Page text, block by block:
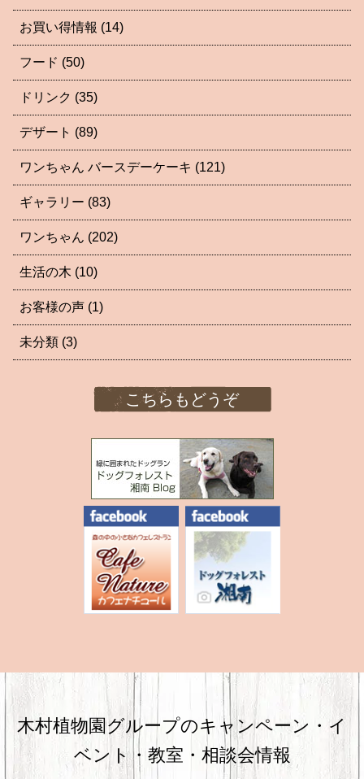
お買い得情報 (14)
フード (50)
ドリンク (35)
デザート (89)
ワンちゃん バースデーケーキ (121)
ギャラリー (83)
ワンちゃん (202)
生活の木 (10)
お客様の声 (1)
未分類 (3)
こちらもどうぞ
木村植物園グループのキャンペーン・ イ
ベント・教室・相談会情報